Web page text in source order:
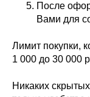
После
Вами для
Лимит покупки,
1 000 до 30 000
Никаких